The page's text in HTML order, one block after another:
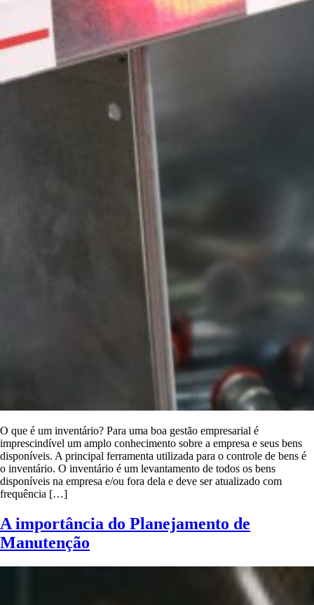
O que é um inventário? Para uma boa gestão empresarial é
imprescindível um amplo conhecimento sobre a empresa e seus bens
disponíveis. A principal ferramenta utilizada para o controle de bens é
o inventário. O inventário é um levantamento de todos os bens
disponíveis na empresa e/ou fora dela e deve ser atualizado com
frequência […]
A importância do Planejamento de
Manutenção